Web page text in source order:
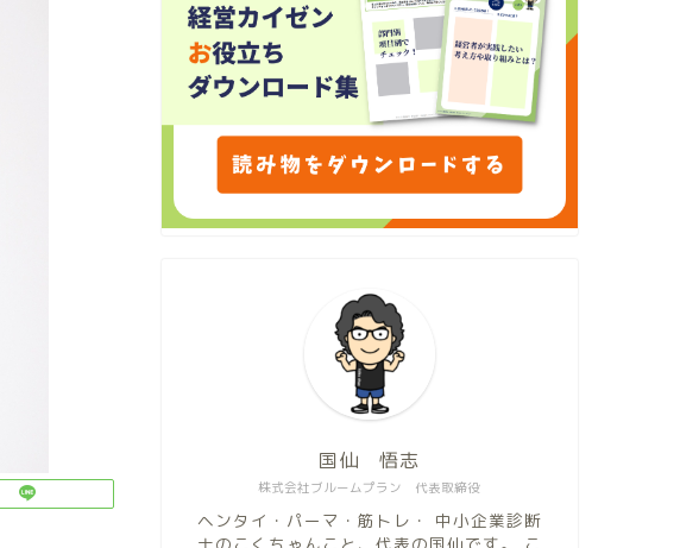
株式会社ブルームプラン 代表取締役
国仙 悟志
ヘンタイ・パーマ・筋トレ・ 中小企業診断